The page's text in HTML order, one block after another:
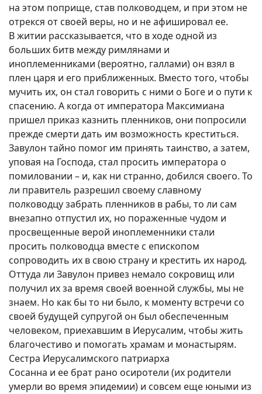
на этом поприще, став полководцем, и при этом не
отрекся от своей веры, но и не афишировал ее.
В житии рассказывается, что в ходе одной из
больших битв между римлянами и
иноплеменниками (вероятно, галлами) он взял в
плен царя и его приближенных. Вместо того, чтобы
мучить их, он стал говорить с ними о Боге и о пути к
спасению. А когда от императора Максимиана
пришел приказ казнить пленников, они попросили
прежде смерти дать им возможность креститься.
Завулон тайно помог им принять таинство, а затем,
уповая на Господа, стал просить императора о
помиловании – и, как ни странно, добился своего. То
ли правитель разрешил своему славному
полководцу забрать пленников в рабы, то ли сам
внезапно отпустил их, но пораженные чудом и
просвещенные верой иноплеменники стали
просить полководца вместе с епископом
сопроводить их в свою страну и крестить их народ.
Оттуда ли Завулон привез немало сокровищ или
получил их за время своей военной службы, мы не
знаем. Но как бы то ни было, к моменту встречи со
своей будущей супругой он был обеспеченным
человеком, приехавшим в Иерусалим, чтобы жить
благочестиво и помогать храмам и монастырям.
Сестра Иерусалимского патриарха
Сосанна и ее брат рано осиротели (их родители
умерли во время эпидемии) и совсем еще юными из